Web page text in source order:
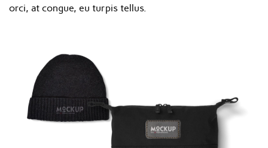
orci, at congue, eu turpis tellus.